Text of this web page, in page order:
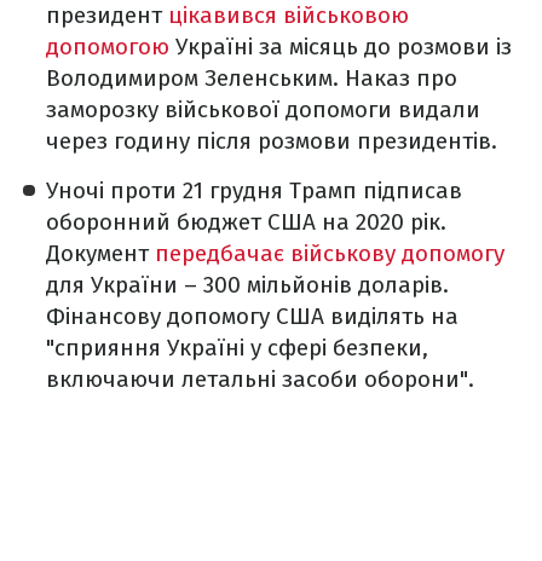
президентцікавився військовою
допомогою Україні за місяць до розмови із
Володимиром Зеленським. Наказ про
заморозку військової допомоги видали
через годину після розмови президентів.
Уночі проти 21 грудня Трамп підписав
оборонний бюджет США на 2020 рік.
Документ передбачає військову допомогу
для України – 300 мільйонів доларів.
Фінансову допомогу США виділять на
"сприяння Україні у сфері безпеки,
включаючи летальні засоби оборони".